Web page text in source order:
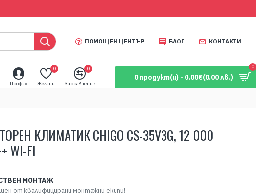
ПОМОЩЕН ЦЕНТЪР БЛОГ КОНТАКТИ
Профил Желани
0
За сравнение
0
0 продукт(и) - 0.00€(0.00 лв.)
0
КЛИМАТИК CHIGO CS-35V3G, 12 000
WI-FI
МОНТАЖ
от квалифицирани монтажни екипи!